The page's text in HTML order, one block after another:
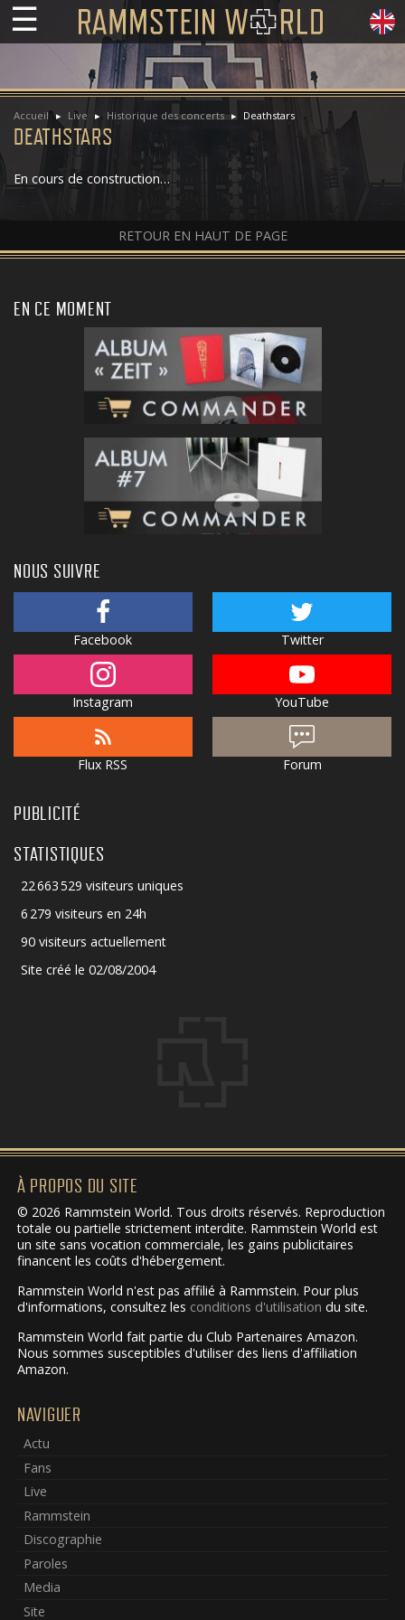
☰
Accueil Live Historique des concerts Deathstars
DEATHSTARS
En cours de construction…
RETOUR EN HAUT DE PAGE
EN CE MOMENT
NOUS SUIVRE
Facebook Twitter
Instagram YouTube
Flux RSS Forum
PUBLICITÉ
STATISTIQUES
22 663 529 visiteurs uniques
6 279 visiteurs en 24h
90 visiteurs actuellement
Site créé le 02/08/2004
À PROPOS DU SITE
© 2026 Rammstein World. Tous droits réservés. Reproduction
totale ou partielle strictement interdite. Rammstein World est
un site sans vocation commerciale, les gains publicitaires
financent les coûts d'hébergement.
Rammstein World n'est pas affilié à Rammstein. Pour plus
d'informations, consultez les conditions d'utilisation du site.
Rammstein World fait partie du Club Partenaires Amazon.
Nous sommes susceptibles d'utiliser des liens d'affiliation
Amazon.
NAVIGUER
Actu
Fans
Live
Rammstein
Discographie
Paroles
Media
Site